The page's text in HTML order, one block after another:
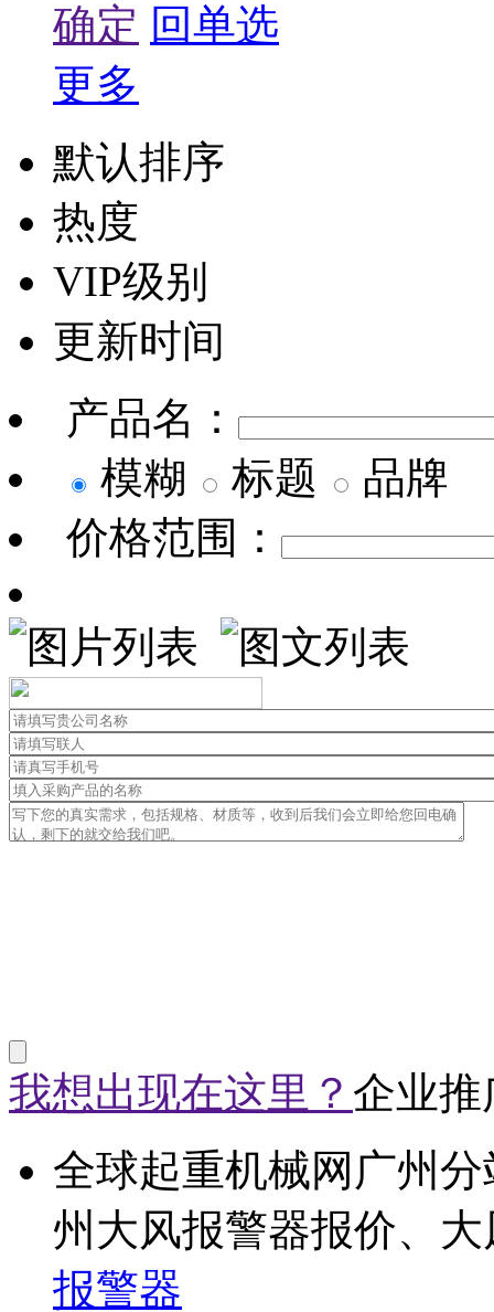
确定 回单选
更多
默认排序
热度
VIP级别
更新时间
产品名：
模糊
标题
品牌
价格范围：
我想出现在这里？ 企业推
全球起重机械网广州
州大风报警器报价、
报警器